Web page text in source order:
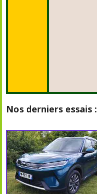
Nos derniers essais :